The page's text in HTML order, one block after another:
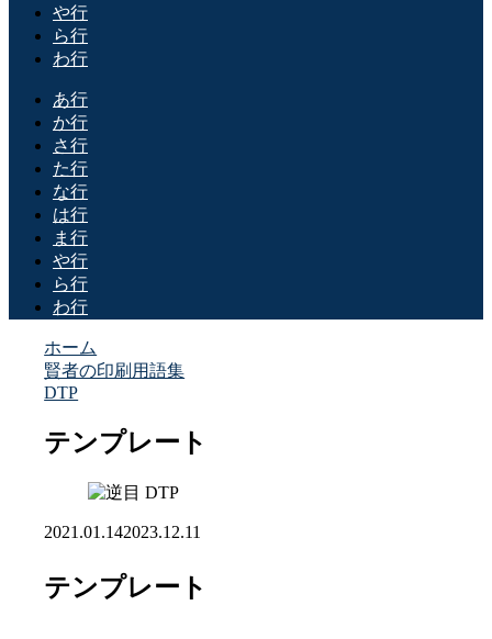
や行
ら行
わ行
あ行
か行
さ行
た行
な行
は行
ま行
や行
ら行
わ行
ホーム
賢者の印刷用語集
DTP
テンプレート
DTP
2021.01.142023.12.11
テンプレート